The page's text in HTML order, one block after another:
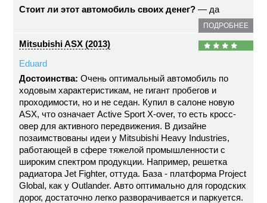
Стоит ли этот автомобиль своих денег? — да
ПОДРОБНЕЕ
Mitsubishi ASX (2013)
Eduard
Достоинства: Очень оптимальный автомобиль по
ходовым характеристикам, не гигант пробегов и
проходимости, но и не седан. Купил в салоне новую
ASX, что означает Active Sport X-over, то есть кросс-
овер для активного передвижения. В дизайне
позаимствованы идеи у Mitsubishi Heavy Industries,
работающей в сфере тяжелой промышленности с
широким спектром продукции. Например, решетка
радиатора Jet Fighter, оттуда. База - платформа Project
Global, как у Outlander. Авто оптимально для городских
дорог, достаточно легко разворачивается и паркуется.